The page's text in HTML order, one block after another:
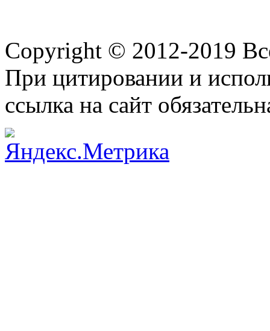
Copyright © 2012-2019
При цитировании и
ссылка на сайт